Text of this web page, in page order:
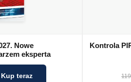
Nowe
eksperta
Kup teraz
Kontrola
119